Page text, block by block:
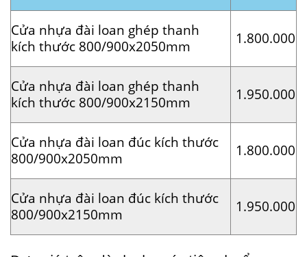
Cửa nhựa đài loan ghép thanh
kích thước 800/900x2050mm
1.800.000
Cửa nhựa đài loan ghép thanh
kích thước 800/900x2150mm
1.950.000
Cửa nhựa đài loan đúc kích thước
800/900x2050mm
1.800.000
Cửa nhựa đài loan đúc kích thước
800/900x2150mm
1.950.000